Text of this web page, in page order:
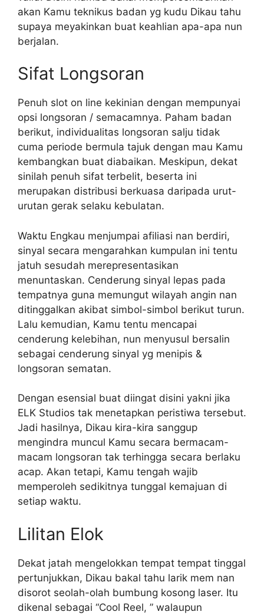
akan Kamu teknikus badan yg kudu Dikau tahu
supaya meyakinkan buat keahlian apa-apa nun
berjalan.
Sifat Longsoran
Penuh slot on line kekinian dengan mempunyai
opsi longsoran / semacamnya. Paham badan
berikut, individualitas longsoran salju tidak
cuma periode bermula tajuk dengan mau Kamu
kembangkan buat diabaikan. Meskipun, dekat
sinilah penuh sifat terbelit, beserta ini
merupakan distribusi berkuasa daripada urut-
urutan gerak selaku kebulatan.
Waktu Engkau menjumpai afiliasi nan berdiri,
sinyal secara mengarahkan kumpulan ini tentu
jatuh sesudah merepresentasikan
menuntaskan. Cenderung sinyal lepas pada
tempatnya guna memungut wilayah angin nan
ditinggalkan akibat simbol-simbol berikut turun.
Lalu kemudian, Kamu tentu mencapai
cenderung kelebihan, nun menyusul bersalin
sebagai cenderung sinyal yg menipis &
longsoran sematan.
Dengan esensial buat diingat disini yakni jika
ELK Studios tak menetapkan peristiwa tersebut.
Jadi hasilnya, Dikau kira-kira sanggup
mengindra muncul Kamu secara bermacam-
macam longsoran tak terhingga secara berlaku
acap. Akan tetapi, Kamu tengah wajib
memperoleh sedikitnya tunggal kemajuan di
setiap waktu.
Lilitan Elok
Dekat jatah mengelokkan tempat tempat tinggal
pertunjukkan, Dikau bakal tahu larik mem nan
disorot seolah-olah bumbung kosong laser. Itu
dikenal sebagai “Cool Reel, ” walaupun